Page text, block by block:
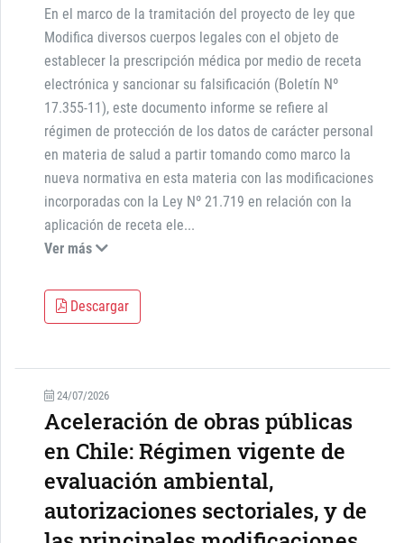
En el marco de la tramitación del proyecto de ley que
Modifica diversos cuerpos legales con el objeto de
establecer la prescripción médica por medio de receta
electrónica y sancionar su falsificación (Boletín Nº
17.355-11), este documento informe se refiere al
régimen de protección de los datos de carácter personal
en materia de salud a partir tomando como marco la
nueva normativa en esta materia con las modificaciones
incorporadas con la Ley Nº 21.719 en relación con la
aplicación de receta ele...
Ver más
Descargar
24/07/2026
Aceleración de obras públicas
en Chile: Régimen vigente de
evaluación ambiental,
autorizaciones sectoriales, y de